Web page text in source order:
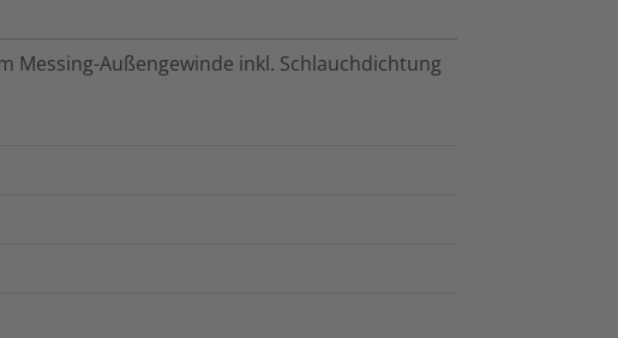
Messing-Außengewinde inkl. Schlauchdichtung